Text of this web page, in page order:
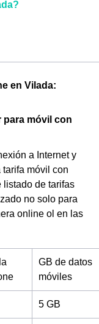
en Vilada:
para móvil con
a Internet y
móvil con
listado de tarifas
no solo para
online ol en las
GB de datos
móviles
5 GB